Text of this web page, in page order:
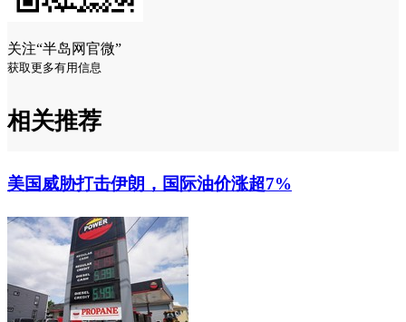
关注“半岛网官微”
获取更多有用信息
相关推荐
美国威胁打击伊朗，国际油价涨超7%